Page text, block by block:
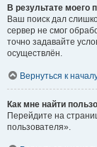
В результате моего
Ваш поиск дал
сервер не смог
точно задавайте
осуществлён.
Вернуться к
Как мне найти
Перейдите на
пользователя».